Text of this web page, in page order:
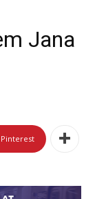
Jana
Pinterest